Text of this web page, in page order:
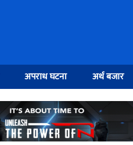
अपराध घटना अर्थ बजार